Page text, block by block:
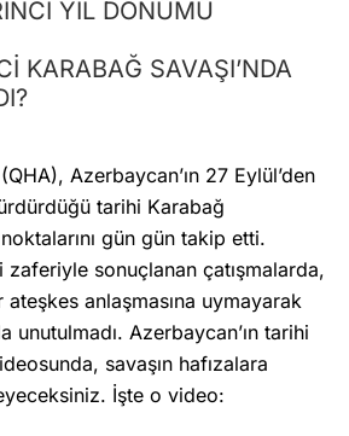
YIL DÖNÜMÜ
KARABAĞ SAVAŞI’NDA
Azerbaycan’ın 27 Eylül’den
tarihi Karabağ
noktalarını gün gün takip etti.
zaferiyle sonuçlanan çatışmalarda,
ateşkes anlaşmasına uymayarak
unutulmadı. Azerbaycan’ın tarihi
savaşın hafızalara
İşte o video: